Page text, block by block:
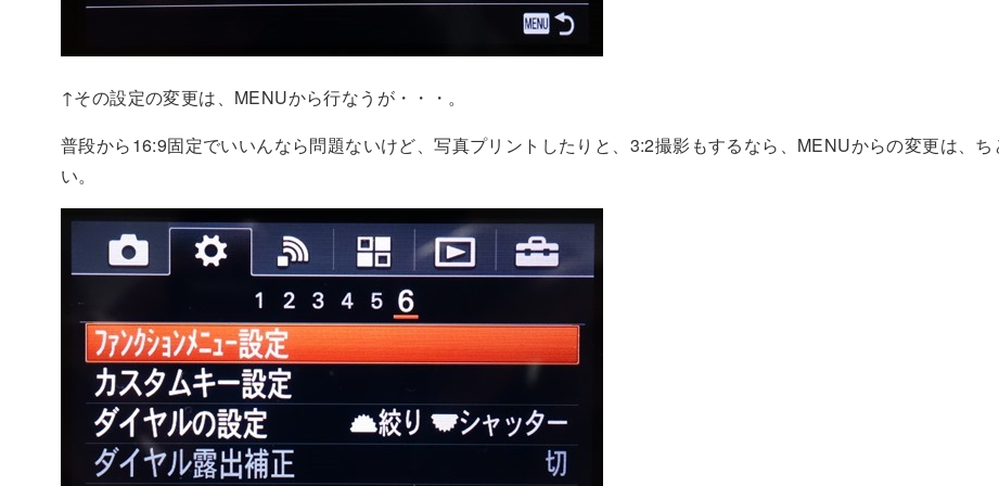
↑その設定の変更は、MENUから行なうが・・・。
普段から16:9固定でいいんなら問題ないけど、写真プリントしたりと、3:2撮影もするなら、MENUからの変更は、ち
い。